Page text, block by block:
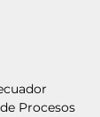
Procesos